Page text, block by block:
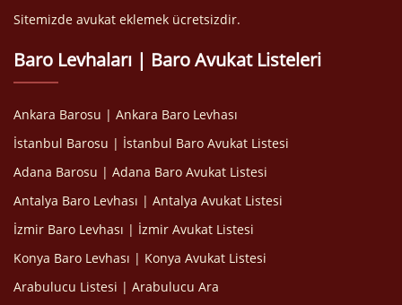
Sitemizde avukat eklemek ücretsizdir.
Baro Levhaları | Baro Avukat Listeleri
Ankara Barosu | Ankara Baro Levhası
İstanbul Barosu | İstanbul Baro Avukat Listesi
Adana Barosu | Adana Baro Avukat Listesi
Antalya Baro Levhası | Antalya Avukat Listesi
İzmir Baro Levhası | İzmir Avukat Listesi
Konya Baro Levhası | Konya Avukat Listesi
Arabulucu Listesi | Arabulucu Ara